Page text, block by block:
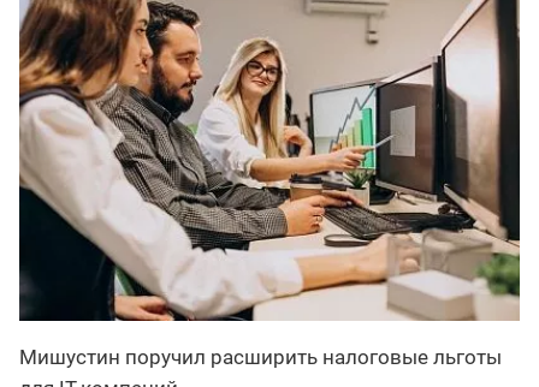
Мишустин поручил расширить налоговые льготы